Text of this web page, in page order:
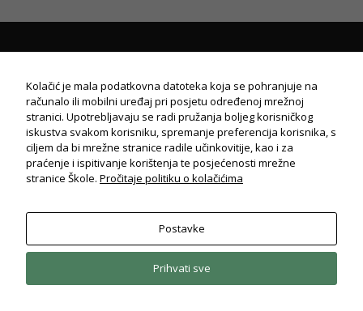
2026. Sva prava pridržana.Politika privatnosti
Kolačić je mala podatkovna datoteka koja se pohranjuje na
računalo ili mobilni uređaj pri posjetu određenoj mrežnoj
stranici. Upotrebljavaju se radi pružanja boljeg korisničkog
iskustva svakom korisniku, spremanje preferencija korisnika, s
ciljem da bi mrežne stranice radile učinkovitije, kao i za
praćenje i ispitivanje korištenja te posjećenosti mrežne
stranice Škole. Pročitaje politiku o kolačićima
Postavke
Prihvati sve
Ovi
kolačiči su